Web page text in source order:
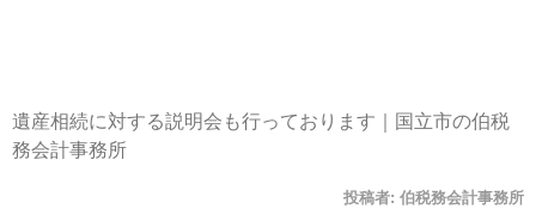
遺産相続に対する説明会も行っております｜国立市の伯税
務会計事務所
投稿者: 伯税務会計事務所